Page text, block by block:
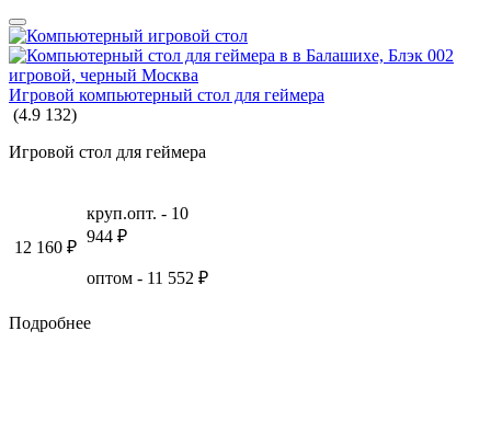
Игровой компьютерный стол для геймера
(4.9 132)
Игровой стол для геймера
12 160 ₽
круп.опт. - 10
944 ₽
оптом - 11 552 ₽
Подробнее